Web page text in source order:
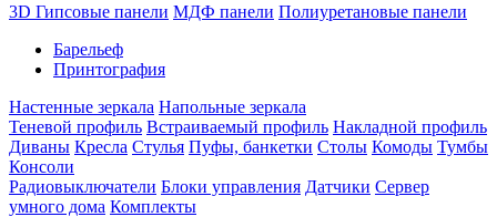
3D Гипсовые панели МДФ панели Полиуретановые панели
Барельеф
Принтография
Настенные зеркала Напольные зеркала
Теневой профиль Встраиваемый профиль Накладной профиль
Диваны Кресла Стулья Пуфы, банкетки Столы Комоды Тумбы
Консоли
Радиовыключатели Блоки управления Датчики Сервер
умного дома Комплекты